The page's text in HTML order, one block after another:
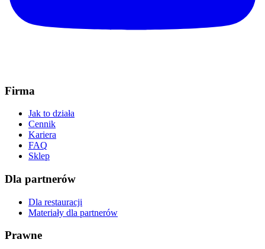
Firma
Jak to działa
Cennik
Kariera
FAQ
Sklep
Dla partnerów
Dla restauracji
Materiały dla partnerów
Prawne